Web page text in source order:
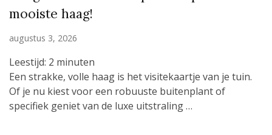
mooiste haag!
augustus 3, 2026
Leestijd: 2 minuten
Een strakke, volle haag is het visitekaartje van je tuin.
Of je nu kiest voor een robuuste buitenplant of
specifiek geniet van de luxe uitstraling …